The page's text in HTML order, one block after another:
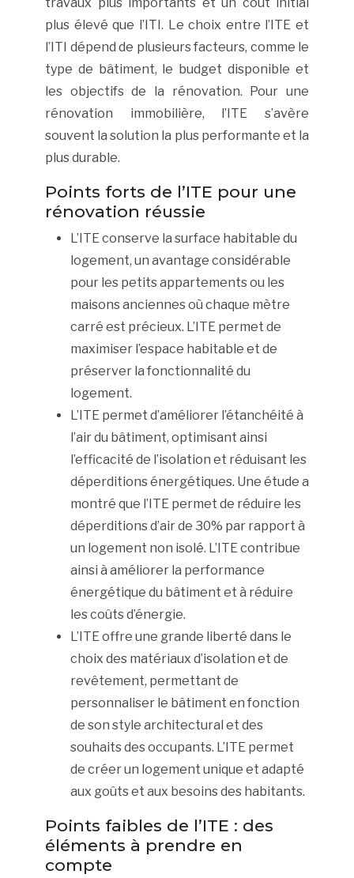
plus élevé que l’ITI. Le choix entre l’ITE et
l’ITI dépend de plusieurs facteurs, comme le
type de bâtiment, le budget disponible et
les objectifs de la rénovation. Pour une
rénovation immobilière, l’ITE s’avère
souvent la solution la plus performante et la
plus durable.
Points forts de l’ITE pour une
rénovation réussie
L’ITE conserve la surface habitable du
logement, un avantage considérable
pour les petits appartements ou les
maisons anciennes où chaque mètre
carré est précieux. L’ITE permet de
maximiser l’espace habitable et de
préserver la fonctionnalité du
logement.
L’ITE permet d’améliorer l’étanchéité à
l’air du bâtiment, optimisant ainsi
l’efficacité de l’isolation et réduisant les
déperditions énergétiques. Une étude a
montré que l’ITE permet de réduire les
déperditions d’air de 30% par rapport à
un logement non isolé. L’ITE contribue
ainsi à améliorer la performance
énergétique du bâtiment et à réduire
les coûts d’énergie.
L’ITE offre une grande liberté dans le
choix des matériaux d’isolation et de
revêtement, permettant de
personnaliser le bâtiment en fonction
de son style architectural et des
souhaits des occupants. L’ITE permet
de créer un logement unique et adapté
aux goûts et aux besoins des habitants.
Points faibles de l’ITE : des
éléments à prendre en
compte